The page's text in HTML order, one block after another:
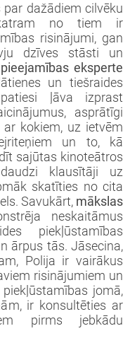
dažādiem cilvēku
no tiem ir
risinājumi, gan
dzīves stāsti un
eksperte
un tiešraides
ļāva izprast
asprātīgi
kokiem, uz ietvēm
un to, kā
sajūtas kinoteātros
klausītāji uz
skatīties no cita
Savukārt, mākslas
neskaitāmus
piekļūstamības
ārpus tās. Jāsecina,
Polija ir vairākus
risinājumiem un
jomā,
ir konsultēties ar
pirms jebkādu